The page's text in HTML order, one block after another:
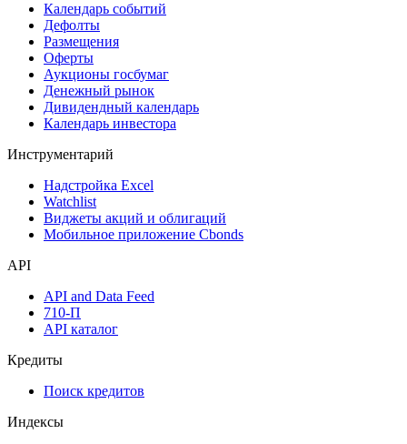
Календарь событий
Дефолты
Размещения
Оферты
Аукционы госбумаг
Денежный рынок
Дивидендный календарь
Календарь инвестора
Инструментарий
Надстройка Excel
Watchlist
Виджеты акций и облигаций
Мобильное приложение Cbonds
API
API and Data Feed
710-П
API каталог
Кредиты
Поиск кредитов
Индексы